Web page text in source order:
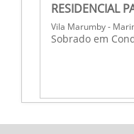
RESIDENCIAL
Vila Marumby -
Sobrado em